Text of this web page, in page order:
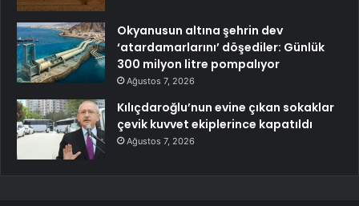
Okyanusun altına şehrin dev
‘atardamarlarını’ döşediler: Günlük
300 milyon litre pompalıyor
Ağustos 7, 2026
Kılıçdaroğlu’nun evine çıkan sokaklar
çevik kuvvet ekiplerince kapatıldı
Ağustos 7, 2026